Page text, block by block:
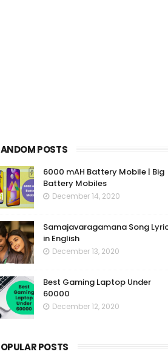
POSTS
6000 mAH Battery Mobile | Big
Battery Mobiles
December 14, 2020
Samajavaragamana Song
in English
December 13, 2020
Best Gaming Laptop Under
60000
December 12, 2020
POSTS